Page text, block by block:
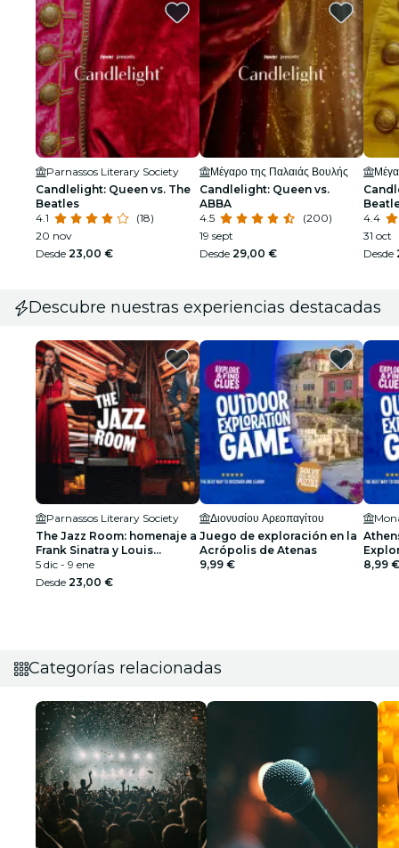
Parnassos Literary Society
Candlelight: Queen vs. The
Beatles
4.1
(18)
20 nov
Desde 23,00 €
Μέγαρο της Παλαιάς Βουλής
Candlelight: Queen vs.
ABBA
4.5
(200)
19 sept
Desde 29,00 €
4.4
31 oct
Desde
Descubre nuestras experiencias destacadas
Parnassos Literary Society
The Jazz Room: homenaje a
Frank Sinatra y Louis
Armstrong
5 dic - 9 ene
Desde 23,00 €
Διονυσίου Αρεοπαγίτου
Juego de exploración en la
Acrópolis de Atenas
9,99 €
8,99 €
Categorías relacionadas